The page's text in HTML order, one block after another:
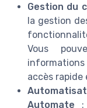
Gestion du
la gestion
Vous
accès rapide
Automate :